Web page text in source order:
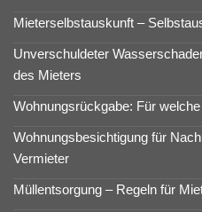
Mieterselbstauskunft –
Unverschuldeter
des Mieters
Wohnungsrückgabe: Für
Wohnungsbesichtigung für
Vermieter
Müllentsorgung – Regeln für